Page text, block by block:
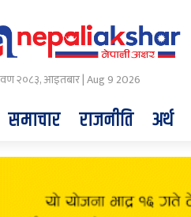
२०८३, आइतबार | Aug 9 2026
समाचार राजनीति अर्थ